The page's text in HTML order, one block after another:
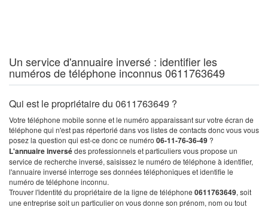
Un service d'annuaire inversé : identifier les
numéros de téléphone inconnus 0611763649
Qui est le propriétaire du 0611763649 ?
Votre téléphone mobile sonne et le numéro apparaissant sur votre écran de
téléphone qui n'est pas répertorié dans vos listes de contacts donc vous vous
posez la question qui est-ce donc ce numéro 06-11-76-36-49 ?
L'annuaire inversédes professionnels et particuliers vous propose un
service de recherche inversé, saisissez le numéro de téléphone à identifier,
l'annuaire inversé interroge ses données téléphoniques et identifie le
numéro de téléphone inconnu.
Trouver l'identité du propriétaire de la ligne de téléphone 0611763649, soit
une entreprise soit un particulier on vous donne son prénom, nom ou tout